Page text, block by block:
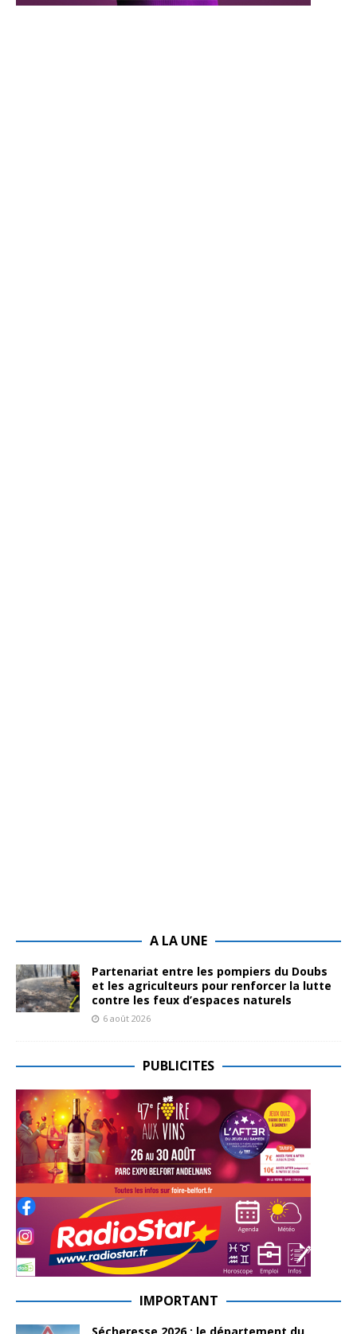
A LA UNE
Partenariat entre les pompiers du Doubs
et les agriculteurs pour renforcer la lutte
contre les feux d’espaces naturels
6 août 2026
PUBLICITES
IMPORTANT